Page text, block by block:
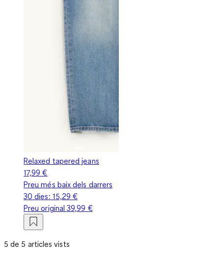
Relaxed tapered jeans
17,99 €
Preu més baix dels darrers
30 dies: 15,29 €
Preu original39,99 €
5 de 5 articles vists